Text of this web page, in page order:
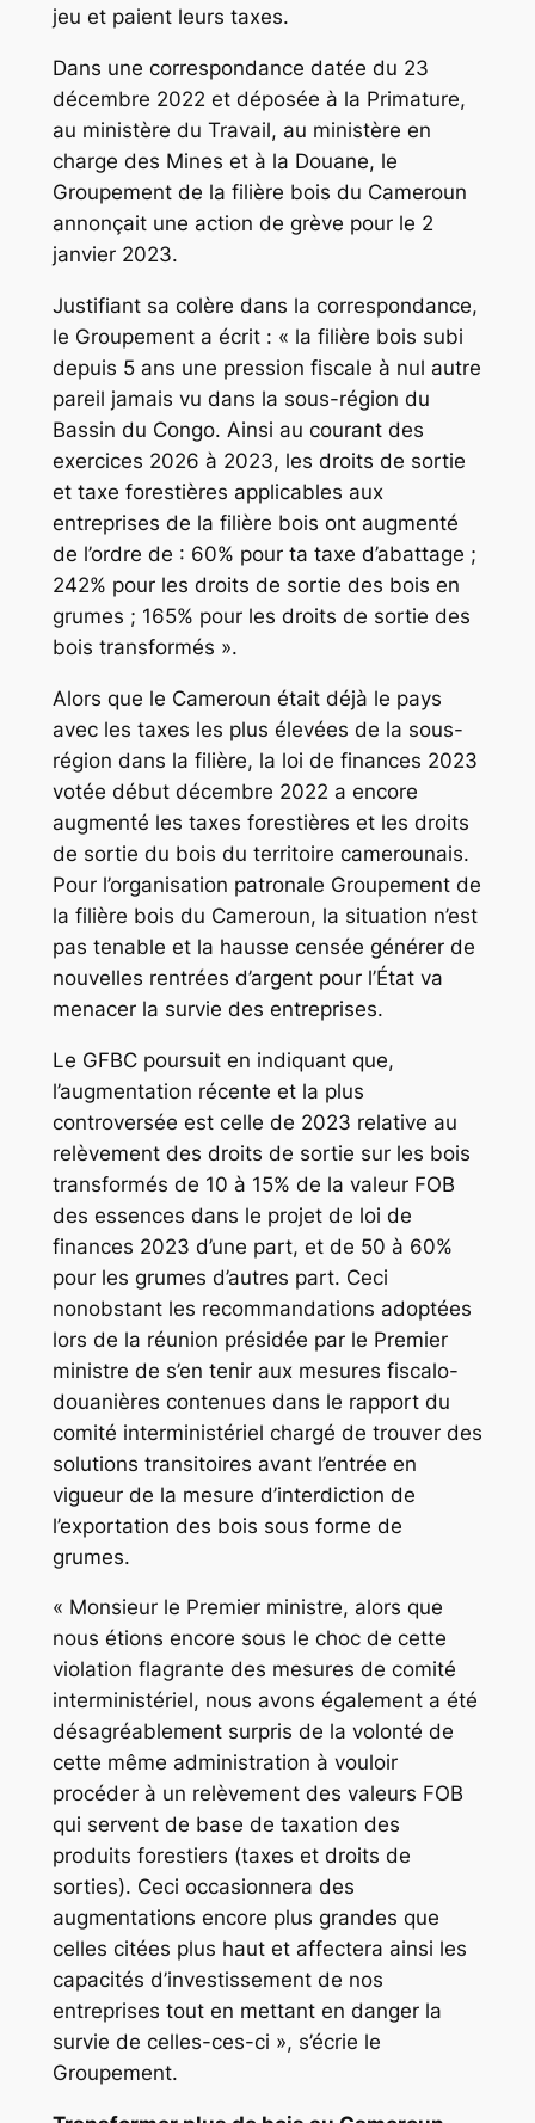
jeu et paient leurs taxes.
Dans une correspondance datée du 23
décembre 2022 et déposée à la Primature,
au ministère du Travail, au ministère en
charge des Mines et à la Douane, le
Groupement de la filière bois du Cameroun
annonçait une action de grève pour le 2
janvier 2023.
Justifiant sa colère dans la correspondance,
le Groupement a écrit : « la filière bois subi
depuis 5 ans une pression fiscale à nul autre
pareil jamais vu dans la sous-région du
Bassin du Congo. Ainsi au courant des
exercices 2026 à 2023, les droits de sortie
et taxe forestières applicables aux
entreprises de la filière bois ont augmenté
de l’ordre de : 60% pour ta taxe d’abattage ;
242% pour les droits de sortie des bois en
grumes ; 165% pour les droits de sortie des
bois transformés ».
Alors que le Cameroun était déjà le pays
avec les taxes les plus élevées de la sous-
région dans la filière, la loi de finances 2023
votée début décembre 2022 a encore
augmenté les taxes forestières et les droits
de sortie du bois du territoire camerounais.
Pour l’organisation patronale Groupement de
la filière bois du Cameroun, la situation n’est
pas tenable et la hausse censée générer de
nouvelles rentrées d’argent pour l’État va
menacer la survie des entreprises.
Le GFBC poursuit en indiquant que,
l’augmentation récente et la plus
controversée est celle de 2023 relative au
relèvement des droits de sortie sur les bois
transformés de 10 à 15% de la valeur FOB
des essences dans le projet de loi de
finances 2023 d’une part, et de 50 à 60%
pour les grumes d’autres part. Ceci
nonobstant les recommandations adoptées
lors de la réunion présidée par le Premier
ministre de s’en tenir aux mesures fiscalo-
douanières contenues dans le rapport du
comité interministériel chargé de trouver des
solutions transitoires avant l’entrée en
vigueur de la mesure d’interdiction de
l’exportation des bois sous forme de
grumes.
« Monsieur le Premier ministre, alors que
nous étions encore sous le choc de cette
violation flagrante des mesures de comité
interministériel, nous avons également a été
désagréablement surpris de la volonté de
cette même administration à vouloir
procéder à un relèvement des valeurs FOB
qui servent de base de taxation des
produits forestiers (taxes et droits de
sorties). Ceci occasionnera des
augmentations encore plus grandes que
celles citées plus haut et affectera ainsi les
capacités d’investissement de nos
entreprises tout en mettant en danger la
survie de celles-ces-ci », s’écrie le
Groupement.